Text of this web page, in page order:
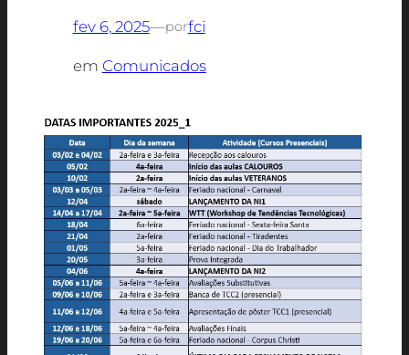
fev 6, 2025—porfci
em Comunicados